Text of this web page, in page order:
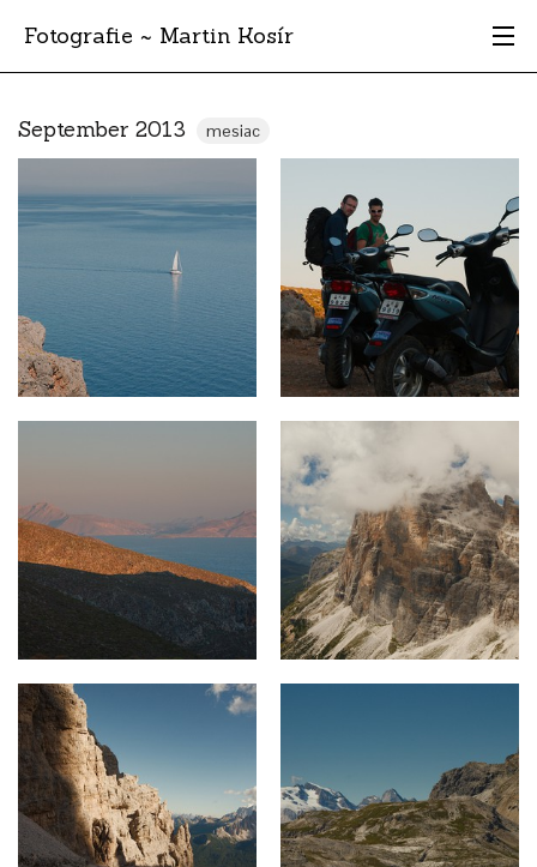
Fotografie ~ Martin Kosír
Albumy
Miesta
Archív
Vyhľadávanie
September 2013 mesiac